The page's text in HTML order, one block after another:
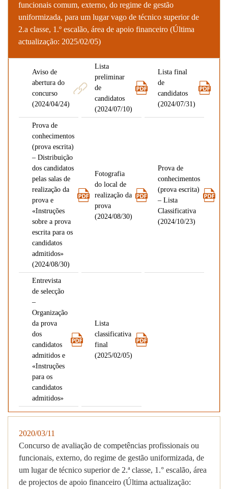
funcionais comum, externo, do regime de gestão
uniformizada, para um lugar vago de técnico superior de
2.a classe, 1.º escalão, área de apoio financeiro (Última
actualização: 2025/02/05)
Aviso de
abertura do
concurso
(2024/04/24)
Lista
preliminar
de
candidatos
(2024/07/10)
Lista final
de
candidatos
(2024/07/31)
Prova de
conhecimentos
(prova escrita)
– Distribuição
dos candidatos
pelas salas de
realização da
prova e
«Instruções
sobre a prova
escrita para os
candidatos
admitidos»
(2024/08/30)
Fotografia
do local de
realização da
prova
(2024/08/30)
Prova de
conhecimentos
(prova escrita)
– Lista
Classificativa
(2024/10/23)
Entrevista
de selecção
–
Organização
da prova
dos
candidatos
admitidos e
«Instruções
para os
candidatos
admitidos»
Lista
classificativa
final
(2025/02/05)
2020/03/11
Concurso de avaliação de competências profissionais ou
funcionais, externo, do regime de gestão uniformizada, de
um lugar de técnico superior de 2.ª classe, 1.° escalão, área
de projectos de apoio financeiro (Última actualização: